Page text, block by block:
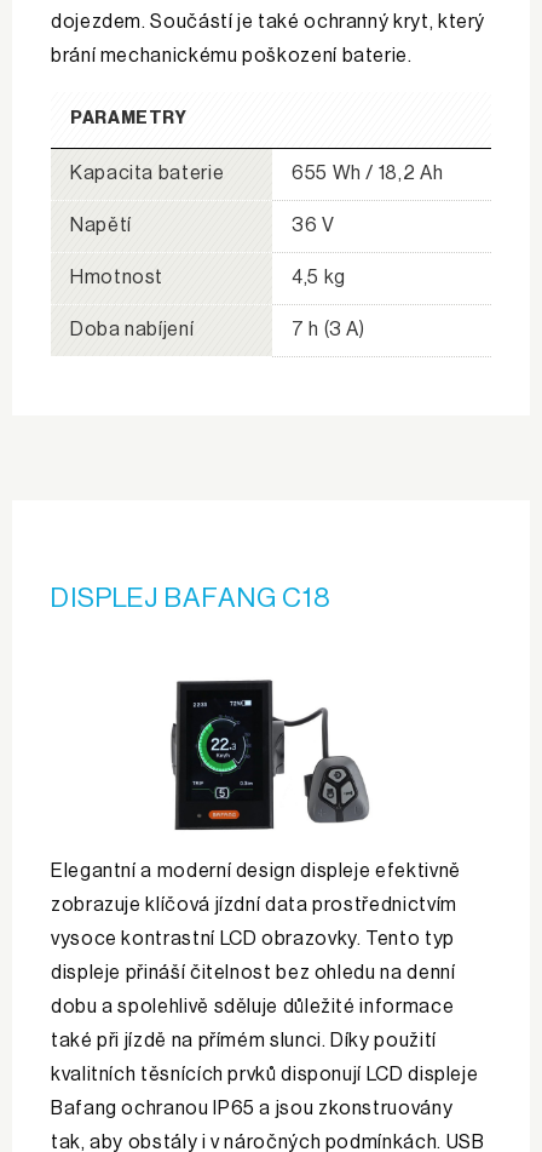
dojezdem. Součástí je také ochranný kryt, který
brání mechanickému poškození baterie.
PARAMETRY
Kapacita baterie 655 Wh / 18,2 Ah
Napětí 36 V
Hmotnost 4,5 kg
Doba nabíjení 7 h (3 A)
DISPLEJ BAFANG C18
Elegantní a moderní design displeje efektivně
zobrazuje klíčová jízdní data prostřednictvím
vysoce kontrastní LCD obrazovky. Tento typ
displeje přináší čitelnost bez ohledu na denní
dobu a spolehlivě sděluje důležité informace
také při jízdě na přímém slunci. Díky použití
kvalitních těsnících prvků disponují LCD displeje
Bafang ochranou IP65 a jsou zkonstruovány
tak, aby obstály i v náročných podmínkách. USB